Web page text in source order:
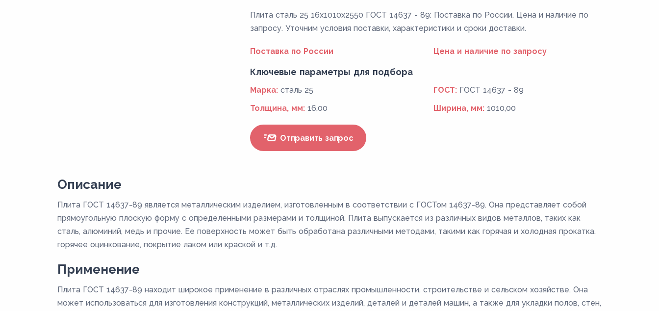
Плита сталь 25 16x1010x2550 ГОСТ 14637 - 89: Поставка по России. Цена и наличие по
запросу. Уточним условия поставки, характеристики и сроки доставки.
Поставка по России Цена и наличие по запросу
Ключевые параметры для подбора
Марка: сталь 25 ГОСТ: ГОСТ 14637 - 89
Толщина, мм: 16,00 Ширина, мм: 1010,00
Отправить запрос
Описание
Плита ГОСТ 14637-89 является металлическим изделием, изготовленным в соответствии с ГОСТом 14637-89. Она представляет собой
прямоугольную плоскую форму с определенными размерами и толщиной. Плита выпускается из различных видов металлов, таких как
сталь, алюминий, медь и прочие. Ее поверхность может быть обработана различными методами, такими как горячая и холодная прокатка,
горячее оцинкование, покрытие лаком или краской и т.д.
Применение
Плита ГОСТ 14637-89 находит широкое применение в различных отраслях промышленности, строительстве и сельском хозяйстве. Она
может использоваться для изготовления конструкций, металлических изделий, деталей и деталей машин, а также для укладки полов, стен,